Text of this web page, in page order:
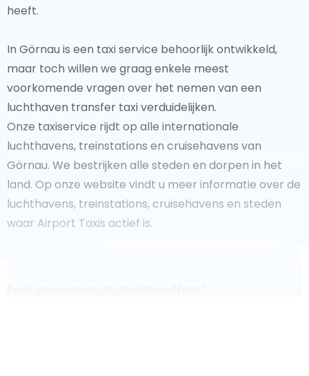
heeft.
In Görnau is een taxi service behoorlijk ontwikkeld,
maar toch willen we graag enkele meest
voorkomende vragen over het nemen van een
luchthaven transfer taxi verduidelijken.
Onze taxiservice rijdt op alle internationale
luchthavens, treinstations en cruisehavens van
Görnau. We bestrijken alle steden en dorpen in het
land. Op onze website vindt u meer informatie over de
luchthavens, treinstations, cruisehavens en steden
waar Airport Taxis actief is.